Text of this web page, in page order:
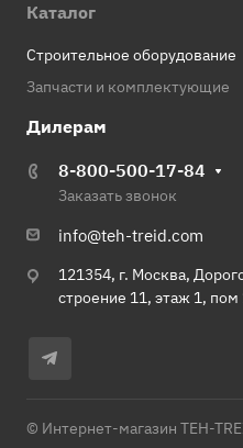
Каталог
Строительное оборудование
Запчасти и комплектующие
Дилерам
8-800-500-17-84
Заказать звонок
info@teh-treid.com
121354, г. Москва,
строение 11, этаж 1, пом
© Интернет-магазин TEH-